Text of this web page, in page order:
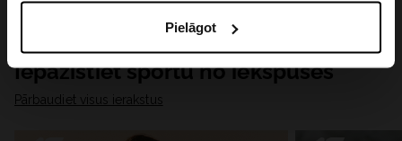
saturu un uzlabotu mūsu partneru piedāvātos risinajumus
( piem. socialos tīklus). Detalizētu informāciju var atrast
mūsu Privātuma politikā un sadaļā "Detaļas".
Pielāgot
Iepazīstiet sportu no iekšpuses
Pārbaudiet visus ierakstus